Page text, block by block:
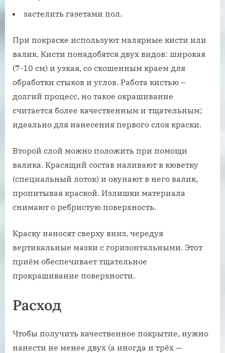
застелить газетами пол.
При покраске используют малярные кисти или
валик. Кисти понадобятся двух видов: широкая
(7-10 см) и узкая, со скошенным краем для
обработки стыков и углов. Работа кистью –
долгий процесс, но такое окрашивание
считается более качественным и тщательным;
идеально для нанесения первого слоя краски.
Второй слой можно положить при помощи
валика. Красящий состав наливают в кюветку
(специальный лоток) и окунают в него валик,
пропитывая краской. Излишки материала
снимают о ребристую поверхность.
Краску наносят сверху вниз, чередуя
вертикальные мазки с горизонтальными. Этот
приём обеспечивает тщательное
прокрашивание поверхности.
Расход
Чтобы получить качественное покрытие, нужно
нанести не менее двух (а иногда и трёх —